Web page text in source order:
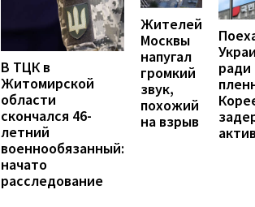
В ТЦК в
Житомирской
области
скончался 46-
летний
военнообязанный:
начато
расследование
Жителей
Москвы
напугал
громкий
звук,
похожий
на взрыв
ради